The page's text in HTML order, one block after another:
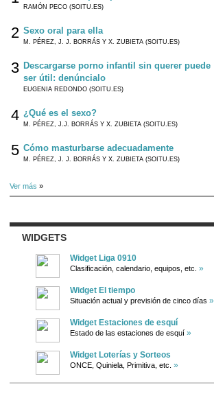
RAMÓN PECO (SOITU.ES)
2 Sexo oral para ella
M. PÉREZ, J. J. BORRÁS Y X. ZUBIETA (SOITU.ES)
3 Descargarse porno infantil sin querer puede
ser útil: denúncialo
EUGENIA REDONDO (SOITU.ES)
4 ¿Qué es el sexo?
M. PÉREZ, J.J. BORRÁS Y X. ZUBIETA (SOITU.ES)
5 Cómo masturbarse adecuadamente
M. PÉREZ, J. J. BORRÁS Y X. ZUBIETA (SOITU.ES)
Ver más »
WIDGETS
Widget Liga 0910
Clasificación, calendario, equipos, etc. »
Widget El tiempo
Situación actual y previsión de cinco días »
Widget Estaciones de esquí
Estado de las estaciones de esquí »
Widget Loterías y Sorteos
ONCE, Quiniela, Primitiva, etc. »